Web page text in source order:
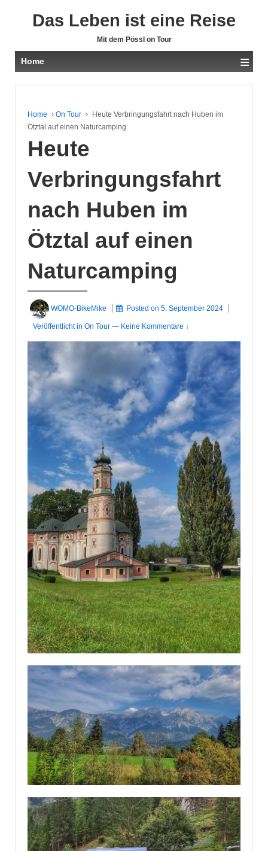
Das Leben ist eine Reise
Mit dem Pössl on Tour
Home ≡
Home › On Tour ›
Heute Verbringungsfahrt nach Huben im
Ötztal auf einen Naturcamping
Heute
Verbringungsfahrt
nach Huben im
Ötztal auf einen
Naturcamping
WOMO-BikeMike Posted on5. September 2024
Veröffentlicht in On Tour — Keine Kommentare ↓